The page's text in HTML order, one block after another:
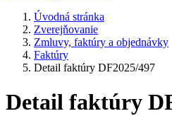
Úvodná stránka
Zverejňovanie
Zmluvy, faktúry a objednávky
Faktúry
Detail faktúry DF2025/497
Detail faktúry